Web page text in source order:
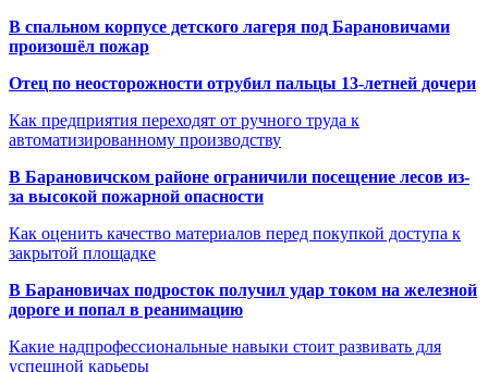
В спальном корпусе детского лагеря под Барановичами
произошёл пожар
Отец по неосторожности отрубил пальцы 13-летней дочери
Как предприятия переходят от ручного труда к
автоматизированному производству
В Барановичском районе ограничили посещение лесов из-
за высокой пожарной опасности
Как оценить качество материалов перед покупкой доступа к
закрытой площадке
В Барановичах подросток получил удар током на железной
дороге и попал в реанимацию
Какие надпрофессиональные навыки стоит развивать для
успешной карьеры